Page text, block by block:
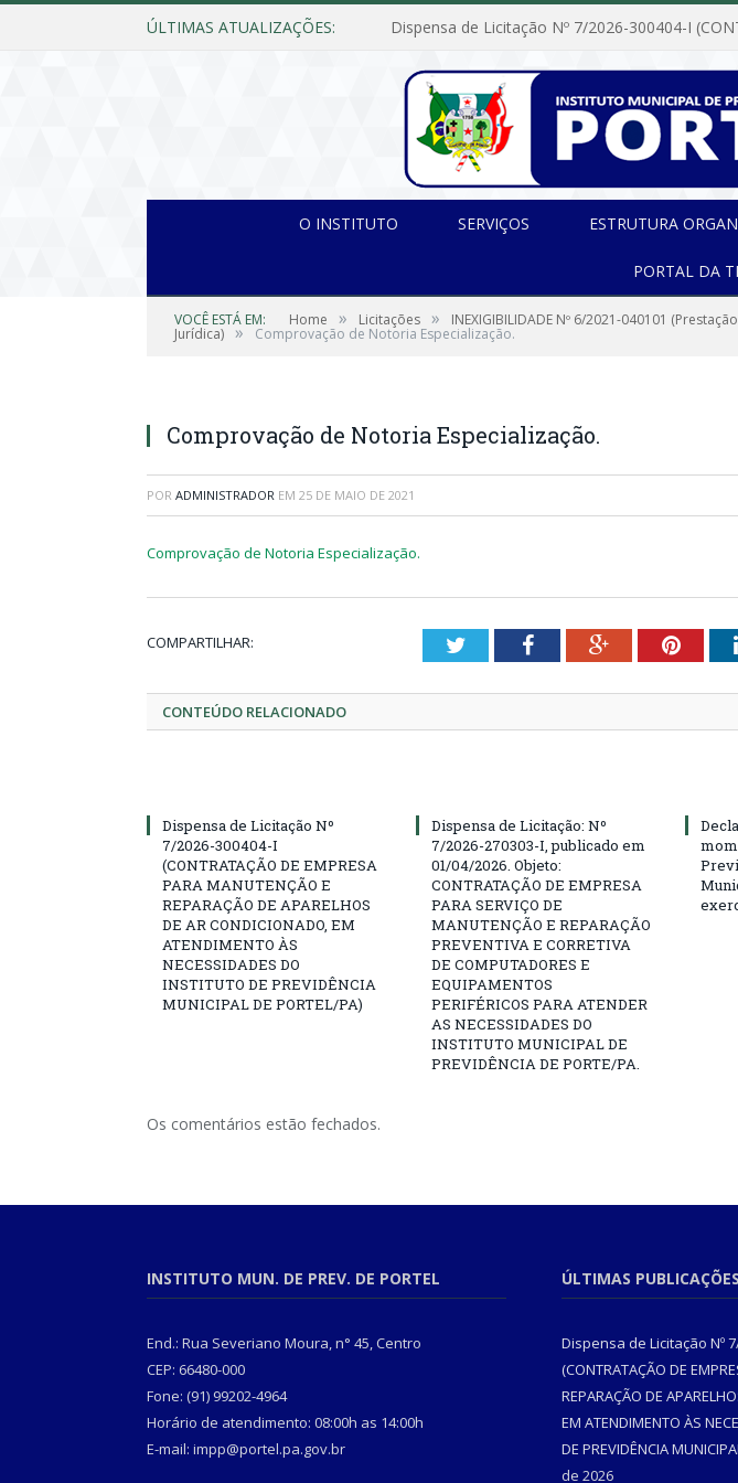
ÚLTIMAS ATUALIZAÇÕES:
O INSTITUTO SERVIÇOS ESTRUTURA
PORTAL DA
VOCÊ ESTÁ EM: Home » Licitações » INEXIGIBILIDADE Nº 6/2021-040101
Jurídica) » Comprovação de Notoria Especialização.
Comprovação de Notoria Especialização.
POR ADMINISTRADOR EM 25 DE MAIO DE 2021
Comprovação de Notoria Especialização.
COMPARTILHAR: TwitterFacebookGoogle+
CONTEÚDO RELACIONADO
Dispensa de Licitação Nº
7/2026-300404-I
(CONTRATAÇÃO DE EMPRESA
PARA MANUTENÇÃO E
REPARAÇÃO DE APARELHOS
DE AR CONDICIONADO, EM
ATENDIMENTO ÀS
NECESSIDADES DO
INSTITUTO DE PREVIDÊNCIA
MUNICIPAL DE PORTEL/PA)
Dispensa de Licitação: Nº
7/2026-270303-I, publicado em
01/04/2026. Objeto:
CONTRATAÇÃO DE EMPRESA
PARA SERVIÇO DE
MANUTENÇÃO E REPARAÇÃO
PREVENTIVA E CORRETIVA
DE COMPUTADORES E
EQUIPAMENTOS
PERIFÉRICOS PARA ATENDER
AS NECESSIDADES DO
INSTITUTO MUNICIPAL DE
PREVIDÊNCIA DE PORTE/PA.
Os comentários estão fechados.
INSTITUTO MUN. DE PREV. DE PORTEL
End.: Rua Severiano Moura, n° 45, Centro
CEP: 66480-000
Fone: (91) 99202-4964
Horário de atendimento: 08:00h as 14:00h
E-mail: impp@portel.pa.gov.br
ÚLTIMAS PUBLICAÇÕES
Dispensa de Licitação Nº
(CONTRATAÇÃO DE
REPARAÇÃO DE
EM ATENDIMENTO ÀS
DE PREVIDÊNCIA
de 2026